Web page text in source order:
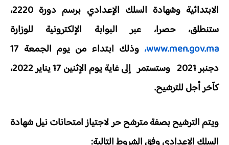
الابتدائية وشهادة السلك الإعدادي برسم دورة 2220،
ستنطلق، حصرا، عبر البوابة الإلكترونية للوزارة
www.men.gov.ma،
وذلك ابتداء من يوم الجمعة 17
دجنبر 2021 وستستمر إلى غاية
يوم الإثنين 17 يناير 2022،
كآخر أجل للترشيح.
ويتم الترشيح بصفة مترشح حر لاجتياز امتحانات نيل شهادة